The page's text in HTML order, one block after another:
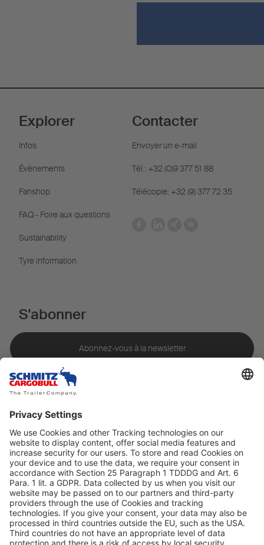
Explorer
Infos
Évènements
Fanshop
FAQ - Foire aux questions
Sustainability
Tyre information
Contacter
Envoyer un e-mail
Tél.: +32 (0)9 377 51 88
Télécopie: +32 (9) 377 72 35
S'abonner